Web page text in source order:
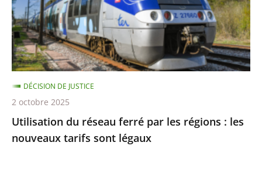
les
régions
:
les
nouveaux
tarifs
sont
légaux
Utilisation du réseau ferré par les régions : les
nouveaux tarifs sont légaux
DÉCISION DE JUSTICE
2 octobre 2025